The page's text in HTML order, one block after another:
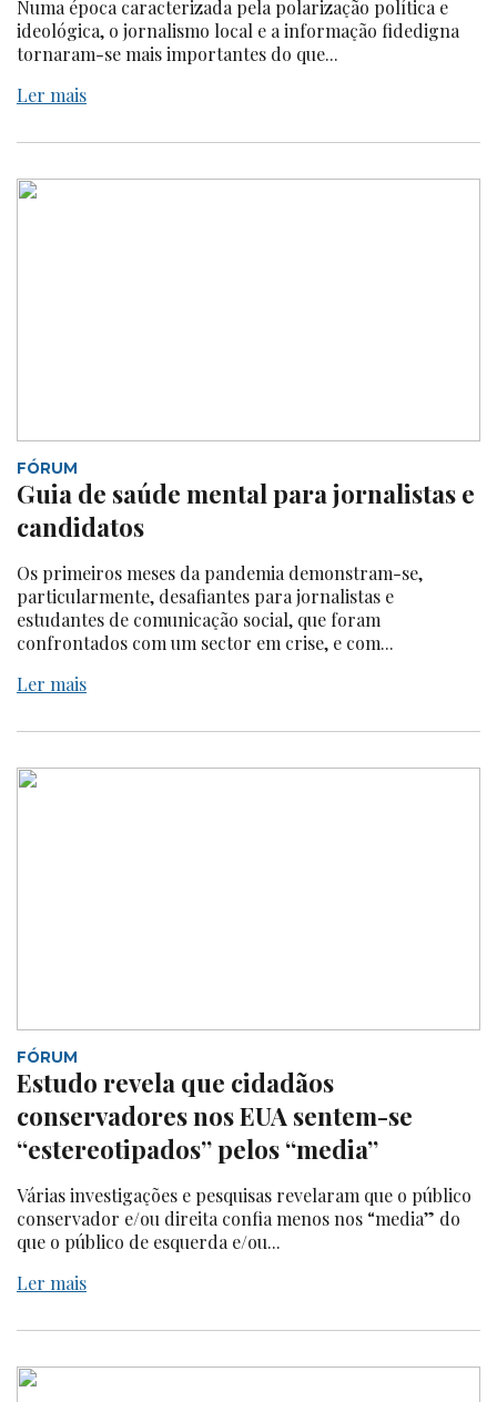
Numa época caracterizada pela polarização política e
ideológica, o jornalismo local e a informação fidedigna
tornaram-se mais importantes do que...
Ler mais
FÓRUM
Guia de saúde mental para jornalistas e
candidatos
Os primeiros meses da pandemia demonstram-se,
particularmente, desafiantes para jornalistas e
estudantes de comunicação social, que foram
confrontados com um sector em crise, e com...
Ler mais
FÓRUM
Estudo revela que cidadãos
conservadores nos EUA sentem-se
“estereotipados” pelos “media”
Várias investigações e pesquisas revelaram que o público
conservador e/ou direita confia menos nos “media” do
que o público de esquerda e/ou...
Ler mais